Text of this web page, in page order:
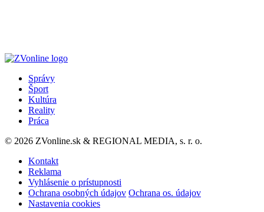
Správy
Šport
Kultúra
Reality
Práca
© 2026 ZVonline.sk & REGIONAL MEDIA, s. r. o.
Kontakt
Reklama
Vyhlásenie o prístupnosti
Ochrana osobných údajov Ochrana os. údajov
Nastavenia cookies